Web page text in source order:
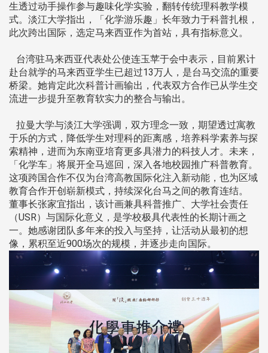
生透过动手操作参与趣味化学实验，翻转传统理科教学模
式。淡江大学指出，「化学游乐趣」长年致力于科普扎根，
此次跨出国际，选定马来西亚作为首站，具有指标意义。
台湾驻马来西亚代表处公使连玉苹于会中表示，目前累计
赴台就学的马来西亚学生已超过13万人，是台马交流的重要
桥梁。她肯定此次科普计画输出，代表双方合作已从学生交
流进一步提升至教育软实力的整合与输出。
拉曼大学与淡江大学强调，双方理念一致，期望透过寓教
于乐的方式，降低学生对理科的距离感，培养科学素养与探
索精神，进而为东南亚培育更多具潜力的科技人才。未来，
「化学车」将展开全马巡回，深入各地校园推广科普教育。
这项跨国合作不仅为台湾高教国际化注入新动能，也为区域
教育合作开创崭新模式，持续深化台马之间的教育连结。
董事长张家宜指出，该计画兼具科普推广、大学社会责任
（USR）与国际化意义，是学校极具代表性的长期计画之
一。她感谢团队多年来的投入与坚持，让活动从最初的想
像，累积至近900场次的规模，并逐步走向国际。